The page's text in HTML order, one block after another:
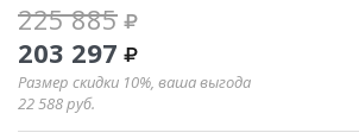
225 885
203 297
Размер скидки 10%, ваша выгода
22 588руб.